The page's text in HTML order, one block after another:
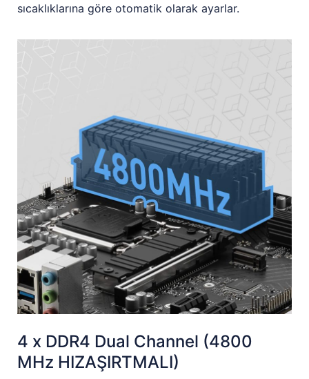
sıcaklıklarına göre otomatik olarak ayarlar.
4 x DDR4 Dual Channel (4800
MHz HIZAŞIRTMALI)